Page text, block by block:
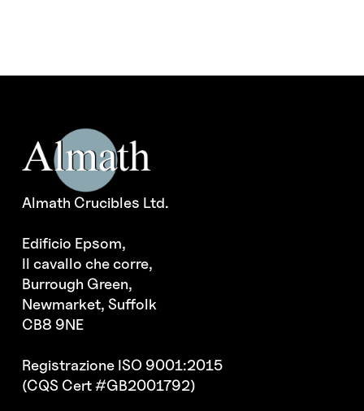
Almath Crucibles Ltd.
Edificio Epsom,
Il cavallo che corre,
Burrough Green,
Newmarket, Suffolk
CB8 9NE
Registrazione ISO 9001:2015
(CQS Cert #GB2001792)